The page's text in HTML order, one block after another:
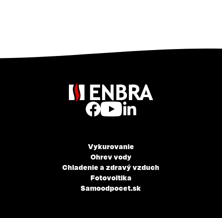
Vykurovanie
Ohrev vody
Chladenie a zdravý vzduch
Fotovoltika
Samoodpocet.sk